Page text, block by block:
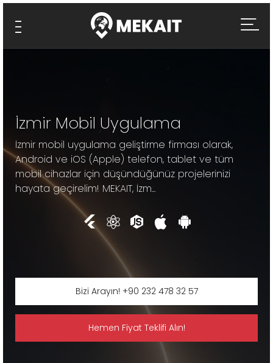
İzmir Mobil Uygulama
İzmir mobil uygulama geliştirme firması olarak,
Android ve iOS (Apple) telefon, tablet ve tüm
mobil cihazlar için düşündüğünüz projelerinizi
hayata geçirelim! MEKAIT, İzm...
Bizi Arayın! +90 232 478 32 57
Hemen Fiyat Teklifi Alın!